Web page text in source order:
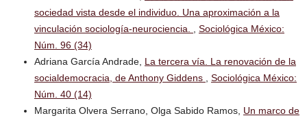
sociedad vista desde el individuo. Una aproximación a la
vinculación sociología-neurociencia.
Sociológica México:
Núm. 96 (34)
Adriana García Andrade, La tercera vía. La renovación de la
socialdemocracia, de Anthony Giddens
Sociológica México:
Núm. 40 (14)
Margarita Olvera Serrano, Olga Sabido Ramos, Un marco de